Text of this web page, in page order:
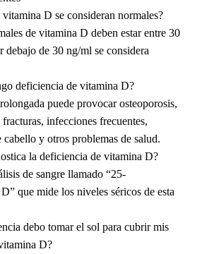
D se consideran normales?
de vitamina D deben estar entre 30
debajo de 30 ng/ml se considera
deficiencia de vitamina D?
puede provocar osteoporosis,
infecciones frecuentes,
cabello y otros problemas de salud.
la deficiencia de vitamina D?
de sangre llamado “25-
que mide los niveles séricos de esta
debo tomar el sol para cubrir mis
D?